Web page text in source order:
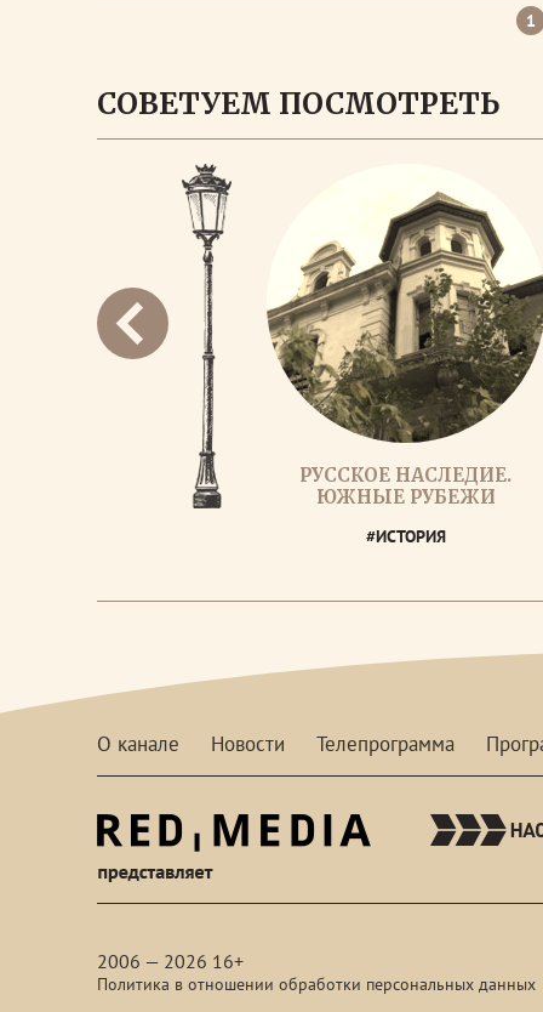
1
СОВЕТУЕМ ПОСМОТРЕТЬ
РУССКОЕ НАСЛЕДИЕ.
ЮЖНЫЕ РУБЕЖИ
#ИСТОРИЯ
О канале Новости Телепрограмма
2006 — 2026 16+
Политика в отношении обработки персональных данных